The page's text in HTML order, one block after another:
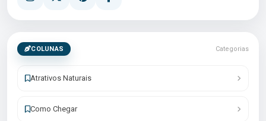
COLUNAS Categorias
Atrativos Naturais
Como Chegar